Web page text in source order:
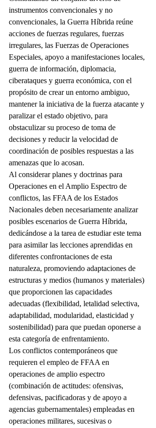
instrumentos convencionales y no
convencionales, la Guerra Híbrida reúne
acciones de fuerzas regulares, fuerzas
irregulares, las Fuerzas de Operaciones
Especiales, apoyo a manifestaciones locales,
guerra de información, diplomacia,
ciberataques y guerra económica, con el
propósito de crear un entorno ambiguo,
mantener la iniciativa de la fuerza atacante y
paralizar el estado objetivo, para
obstaculizar su proceso de toma de
decisiones y reducir la velocidad de
coordinación de posibles respuestas a las
amenazas que lo acosan.
Al considerar planes y doctrinas para
Operaciones en el Amplio Espectro de
conflictos, las FFAA de los Estados
Nacionales deben necesariamente analizar
posibles escenarios de Guerra Híbrida,
dedicándose a la tarea de estudiar este tema
para asimilar las lecciones aprendidas en
diferentes confrontaciones de esta
naturaleza, promoviendo adaptaciones de
estructuras y medios (humanos y materiales)
que proporcionen las capacidades
adecuadas (flexibilidad, letalidad selectiva,
adaptabilidad, modularidad, elasticidad y
sostenibilidad) para que puedan oponerse a
esta categoría de enfrentamiento.
Los conflictos contemporáneos que
requieren el empleo de FFAA en
operaciones de amplio espectro
(combinación de actitudes: ofensivas,
defensivas, pacificadoras y de apoyo a
agencias gubernamentales) empleadas en
operaciones militares, sucesivas o